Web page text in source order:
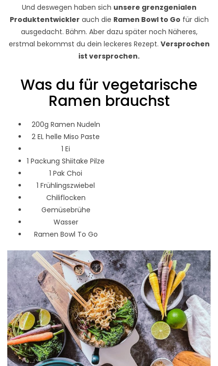
Und deswegen haben sich unsere grenzgenialen
Produktentwickler auch die Ramen Bowl to Go für dich
ausgedacht. Bähm. Aber dazu später noch Näheres,
erstmal bekommst du dein leckeres Rezept. Versprochen
ist versprochen.
Was du für vegetarische
Ramen brauchst
200g Ramen Nudeln
2 EL helle Miso Paste
1 Ei
1 Packung Shiitake Pilze
1 Pak Choi
1 Frühlingszwiebel
Chiliflocken
Gemüsebrühe
Wasser
Ramen Bowl To Go